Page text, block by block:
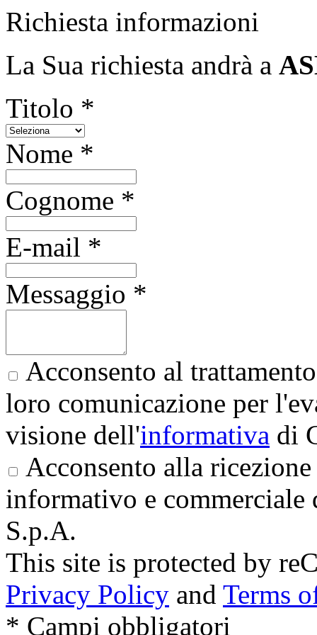
Richiesta informazioni
La Sua richiesta andrà a
Titolo *
Nome *
Cognome *
E-mail *
Messaggio *
Acconsento al
loro comunicazione per
visione dell'informativa di
Acconsento alla
informativo e
S.p.A.
This site is protected by
Privacy Policy and Terms
* Campi obbligatori